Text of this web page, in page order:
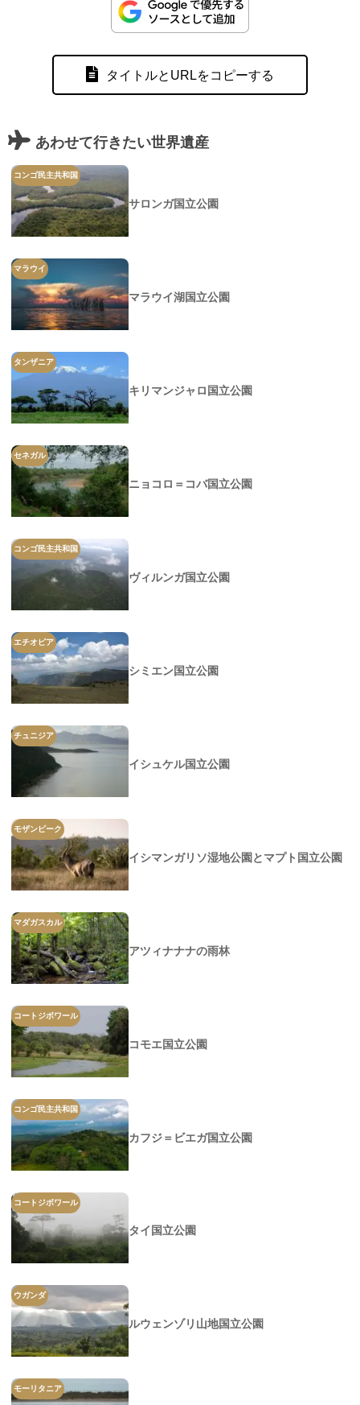
タイトルとURLをコピーする
あわせて行きたい世界遺産
コンゴ民主共和国
サロンガ国立公園
マラウイ
マラウイ湖国立公園
タンザニア
キリマンジャロ国立公園
セネガル
ニョコロ＝コバ国立公園
コンゴ民主共和国
ヴィルンガ国立公園
エチオピア
シミエン国立公園
チュニジア
イシュケル国立公園
モザンビーク
イシマンガリソ湿地公園とマプト国立公園
マダガスカル
アツィナナナの雨林
コートジボワール
コモエ国立公園
コンゴ民主共和国
カフジ＝ビエガ国立公園
コートジボワール
タイ国立公園
ウガンダ
ルウェンゾリ山地国立公園
モーリタニア